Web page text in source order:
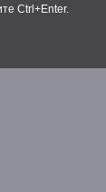
Ctrl+Enter.